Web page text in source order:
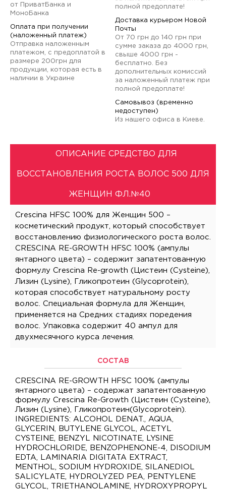
от ПриватБанка и
МоноБанка
Оплата при получении
(наложенный платеж)
Отправка наложенным
платежом, с предоплатой в
размере 200грн для
продукции, которая есть в
наличии в Украине
полной предоплате!
Доставка курьером Новой
Почты
От 70 грн до 140 грн при
сумме заказа до 4000 грн,
свыше 4000 грн -
бесплатно. Без
дополнительных комиссий
за наложенный платеж при
полной предоплате!
Самовывоз (временно
недоступен)
Из нашего офиса в Киеве.
ОПИСАНИЕ СРЕДСТВО ДЛЯ
ВОССТАНОВЛЕНИЯ РОСТА ВОЛОС 500 ДЛЯ
ЖЕНЩИН ФЛ.№40
Crescina HFSC 100% для Женщин 500 –
косметический продукт, который способствует
восстановлению физиологического роста волос.
CRESCINA RE-GROWTH HFSC 100% (ампулы
янтарного цвета) – содержит запатентованную
формулу Crescina Re-growth (Цистеин (Cysteine),
Лизин (Lysine), Гликопротеин (Glycoprotein),
которая способствует натуральному росту
волос. Специальная формула для Женщин,
применяется на Средних стадиях поредения
волос. Упаковка содержит 40 ампул для
двухмесячного курса лечения.
СОСТАВ
CRESCINA RE-GROWTH HFSC 100% (ампулы
янтарного цвета) – содержат запатентованную
формулу Crescina Re-Growth (Цистеин (Cysteine),
Лизин (Lysine), Гликопротеин(Glycoprotein).
INGREDIENTS: ALCOHOL DENAT., AQUA,
GLYCERIN, BUTYLENE GLYCOL, ACETYL
CYSTEINE, BENZYL NICOTINATE, LYSINE
HYDROCHLORIDE, BENZOPHENONE-4, DISODIUM
EDTA, LAMINARIA DIGITATA EXTRACT,
MENTHOL, SODIUM HYDROXIDE, SILANEDIOL
SALICYLATE, HYDROLYZED PEA, PENTYLENE
GLYCOL, TRIETHANOLAMINE, HYDROXYPROPYL